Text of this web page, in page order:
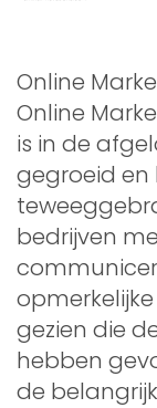
Online
Online
is in de
gegroeid en
bedrijven
gezien die
hebben
de